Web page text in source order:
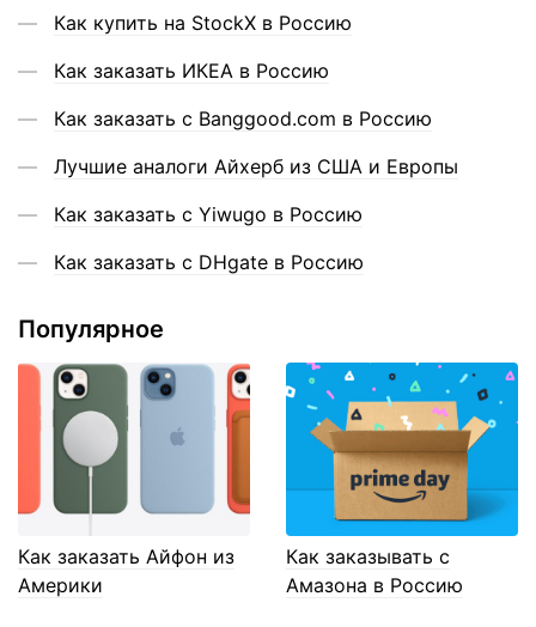
Как купить на StockX в Россию
Как заказать ИКЕА в Россию
Как заказать с Banggood.com в Россию
Лучшие аналоги Айхерб из США и Европы
Как заказать с Yiwugo в Россию
Как заказать с DHgate в Россию
Популярное
Как заказать Айфон из
Америки
Как заказывать с
Амазона в Россию